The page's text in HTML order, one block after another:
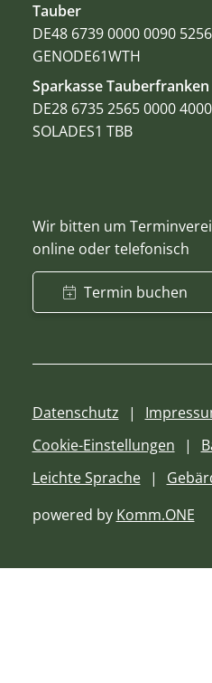
Tauber
DE48 6739 0000 0090
GENODE61WTH
Sparkasse Tauberfranken
DE28 6735 2565 0000
SOLADES1 TBB
Wir bitten um
online oder telefonisch
Termin buchen
Datenschutz
Cookie-Einstellungen
Leichte Sprache
powered by Komm.ONE